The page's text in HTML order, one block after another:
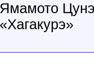
Ямамото
«Хагакурэ»